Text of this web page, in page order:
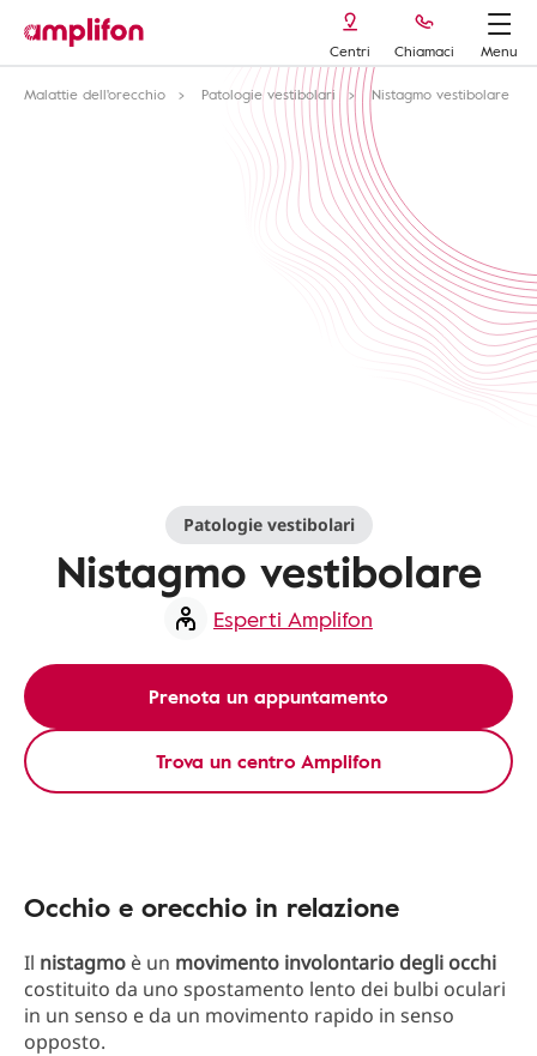
Centri Chiamaci
Menu
Malattie dell'orecchio
Patologie vestibolari Nistagmo vestibolare
Patologie vestibolari
Nistagmo vestibolare
Esperti Amplifon
Prenota un appuntamento
Trova un centro Amplifon
Occhio e orecchio in relazione
Il nistagmo è un movimento involontario degli occhi
costituito da uno spostamento lento dei bulbi oculari
in un senso e da un movimento rapido in senso
opposto.